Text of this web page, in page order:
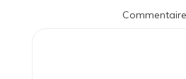
Commentaire